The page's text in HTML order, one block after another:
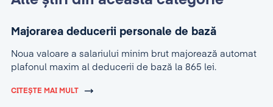
Majorarea deducerii personale de bază
Noua valoare a salariului minim brut majorează automat
plafonul maxim al deducerii de bază la 865 lei.
CITEȘTE MAI MULT